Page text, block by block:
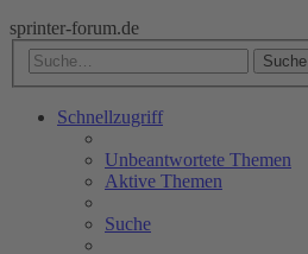
sprinter-forum.de
Suche
Schnellzugriff
Unbeantwortete Themen
Aktive Themen
Suche